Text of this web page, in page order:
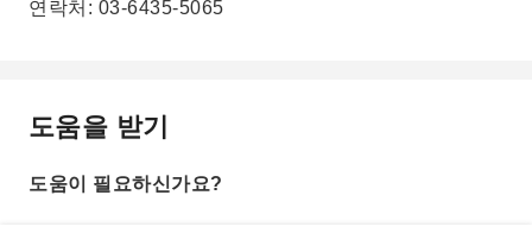
연락처: 03-6435-5065
도움을 받기
도움이 필요하신가요?